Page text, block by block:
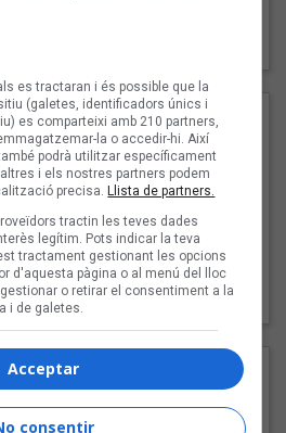
Joan Muntaner (Xanguito)
cabres"
amb Compte
es tractaran i és possible que la
(galetes, identificadors únics i
es comparteixi amb 210 partners,
la o accedir-hi. Així
podrà utilitzar específicament
i els nostres partners podem
precisa.Llista de partners.
tractin les teves dades
legítim. Pots indicar la teva
tractament gestionant les opcions
d'aquesta pàgina o al menú del lloc
o retirar el consentiment a la
i de galetes.
Acceptar
consentir